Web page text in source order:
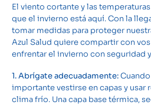
El viento cortante y las
que el invierno está aquí. Con la
tomar medidas para proteger
Azul Salud quiere compartir con
enfrentar el invierno con seguridad
1. Abrígate adecuadamente:
importante vestirse en capas y usar
clima frío. Una capa base térmica,